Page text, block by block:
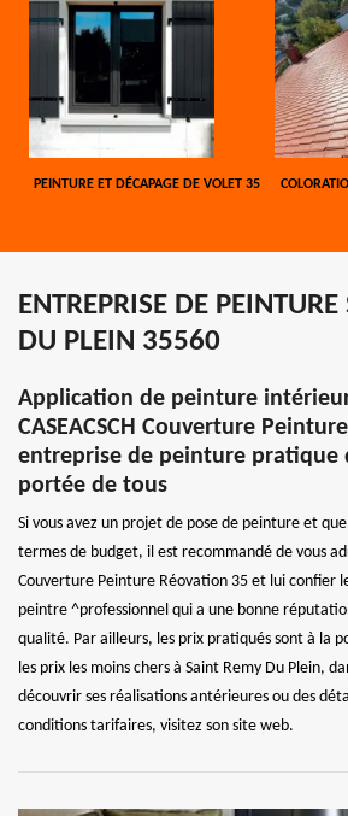
PEINTURE ET DÉCAPAGE DE VOLET 35
ENTREPRISE DE
DU PLEIN 35560
Application de peinture
CASEACSCH Couverture
entreprise de peinture pratique
portée de tous
Si vous avez un projet de pose de peinture et
termes de budget, il est recommandé de vous
Couverture Peinture Réovation 35 et lui confier
peintre ^professionnel qui a une bonne
qualité. Par ailleurs, les prix pratiqués sont à la
les prix les moins chers à Saint Remy Du Plein,
découvrir ses réalisations antérieures ou des
conditions tarifaires, visitez son site web.